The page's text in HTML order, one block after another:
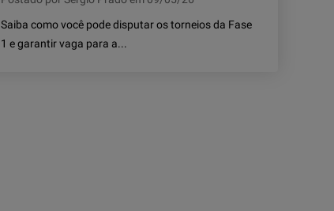
Saiba como você pode disputar os torneios da Fase
1 e garantir vaga para a...